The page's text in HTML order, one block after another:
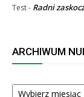
Test- Radni
ARCHIWUM
ARCHIWUM